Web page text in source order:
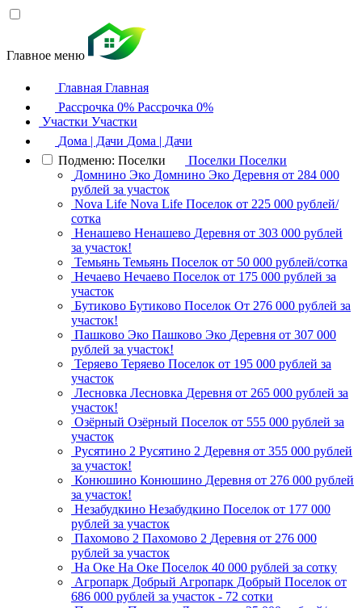
Главное меню
Главная Главная
Рассрочка 0% Рассрочка 0%
Участки Участки
Дома | Дачи Дома | Дачи
Подменю: Поселки
Поселки Поселки
Домнино Эко Домнино Эко Деревня от 284 000
рублей за участок
Nova Life Nova Life Поселок от 225 000 рублей/
сотка
Ненашево Ненашево Деревня от 303 000 рублей
за участок!
Темьянь Темьянь Поселок от 50 000 рублей/сотка
Нечаево Нечаево Поселок от 175 000 рублей за
участок
Бутиково Бутиково Поселок От 276 000 рублей за
участок!
Пашково Эко Пашково Эко Деревня от 307 000
рублей за участок!
Теряево Теряево Поселок от 195 000 рублей за
участок
Лесновка Лесновка Деревня от 265 000 рублей за
участок!
Озёрный Озёрный Поселок от 555 000 рублей за
участок
Русятино 2 Русятино 2 Деревня от 355 000 рублей
за участок!
Конюшино Конюшино Деревня от 276 000 рублей
за участок!
Незабудкино Незабудкино Поселок от 177 000
рублей за участок
Пахомово 2 Пахомово 2 Деревня от 276 000
рублей за участок
На Оке На Оке Поселок 40 000 рублей за сотку
Агропарк Добрый Агропарк Добрый Поселок от
686 000 рублей за участок - 72 сотки